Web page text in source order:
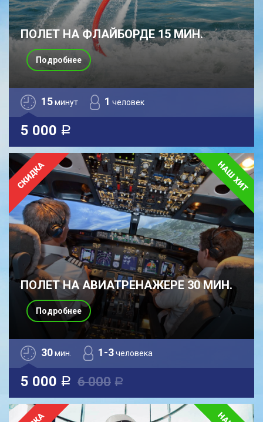
ПОЛЕТ НА ФЛАЙБОРДЕ 15 МИН.
15минут 1 человек
5 000 a
Подробнее
ПОЛЕТ НА АВИАТРЕНАЖЕРЕ 30 МИН.
30мин. 1-3человека
5 000 a 6 000 a
Подробнее